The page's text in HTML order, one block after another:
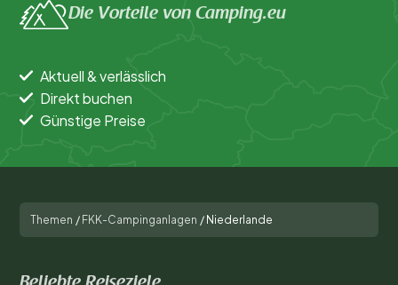
Die Vorteile von Camping.eu
Aktuell & verlässlich
Direkt buchen
Günstige Preise
Themen / FKK-Campinganlagen / Niederlande